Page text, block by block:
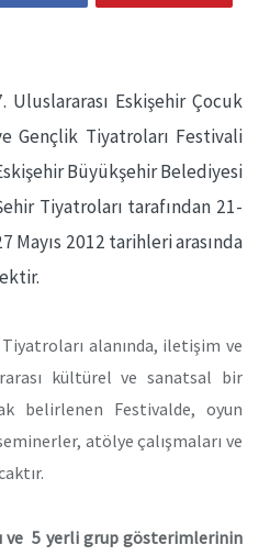
Uluslararası Eskişehir Çocuk
Gençlik Tiyatroları Festivali
Büyükşehir Belediyesi
Tiyatroları tarafından 21-
Mayıs 2012 tarihleri arasında
alanında, iletişim ve
kültürel ve sanatsal bir
belirlenen Festivalde, oyun
atölye çalışmaları ve
ve 5 yerli grup gösterimlerinin